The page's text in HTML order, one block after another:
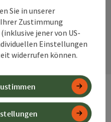
Sie in unserer
Zustimmung
jener von US-
Einstellungen
widerrufen können.